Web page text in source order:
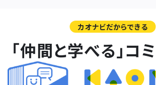
カオナビだからできる
「仲間と学べる」コ